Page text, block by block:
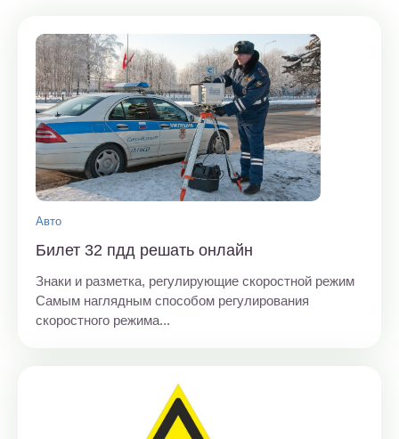
Авто
Билет 32 пдд решать онлайн
Знаки и разметка, регулирующие скоростной режим
Самым наглядным способом регулирования
скоростного режима...